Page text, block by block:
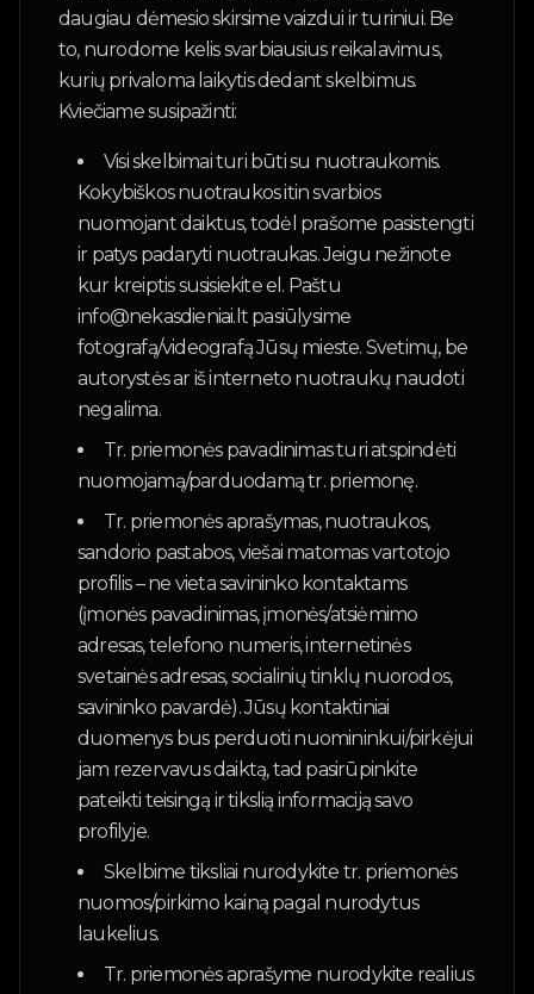
daugiau dėmesio skirsime vaizdui ir turiniui. Be
to, nurodome kelis svarbiausius reikalavimus,
kurių privaloma laikytis dedant skelbimus.
Kviečiame susipažinti:
Visi skelbimai turi būti su nuotraukomis.
Kokybiškos nuotraukos itin svarbios
nuomojant daiktus, todėl prašome pasistengti
ir patys padaryti nuotraukas. Jeigu nežinote
kur kreiptis susisiekite el. Paštu
info@nekasdieniai.lt pasiūlysime
fotografą/videografą Jūsų mieste. Svetimų, be
autorystės ar iš interneto nuotraukų naudoti
negalima.
Tr. priemonės pavadinimas turi atspindėti
nuomojamą/parduodamą tr. priemonę.
Tr. priemonės aprašymas, nuotraukos,
sandorio pastabos, viešai matomas vartotojo
profilis – ne vieta savininko kontaktams
(įmonės pavadinimas, įmonės/atsiėmimo
adresas, telefono numeris, internetinės
svetainės adresas, socialinių tinklų nuorodos,
savininko pavardė). Jūsų kontaktiniai
duomenys bus perduoti nuomininkui/pirkėjui
jam rezervavus daiktą, tad pasirūpinkite
pateikti teisingą ir tikslią informaciją savo
profilyje.
Skelbime tiksliai nurodykite tr. priemonės
nuomos/pirkimo kainą pagal nurodytus
laukelius.
Tr. priemonės aprašyme nurodykite realius